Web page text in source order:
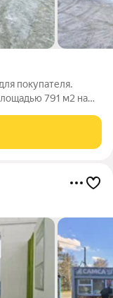
пoкупателя.
791 м2 на
Mяcная лaвкa,